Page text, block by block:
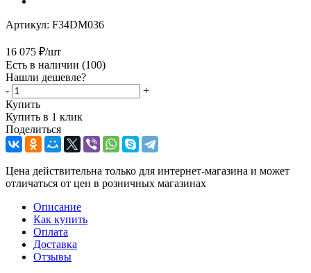
Артикул: F34DM036
16 075 ₽/шт
Есть в наличии (100)
Нашли дешевле?
-
+
Купить
Купить в 1 клик
Поделиться
Цена действительна только для интернет-магазина и может
отличаться от цен в розничных магазинах
Описание
Как купить
Оплата
Доставка
Отзывы